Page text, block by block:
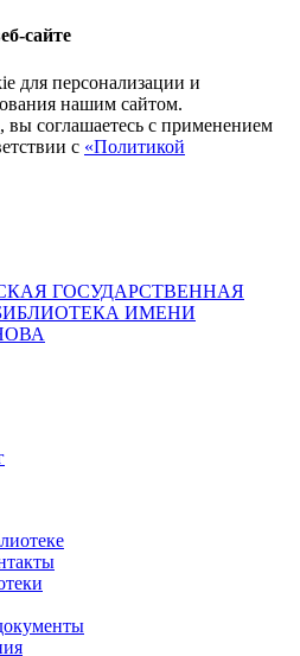
сайте
для персонализации и
нашим сайтом.
вы соглашаетесь с применением
с «Политикой
ГОСУДАРСТВЕННАЯ
ИМЕНИ